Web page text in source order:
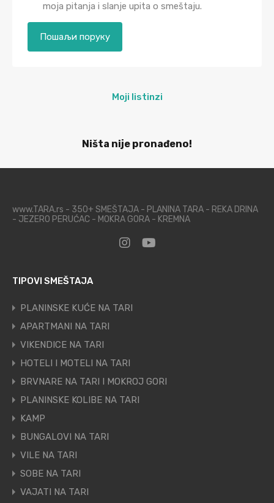
moja pitanja i slanje upita o smeštaju.
Moji listinzi
Ništa nije pronađeno!
www.TARA.rs - 350+ SMEŠTAJA - PLANINA TARA - REKA DRINA
- JEZERO PERUĆAC - MOKRA GORA - KREMNA
TIPOVI SMEŠTAJA
PLANINSKE KUĆE NA TARI
APARTMANI NA TARI
VIKENDICE NA TARI
HOTELI I MOTELI NA TARI
BRVNARE NA TARI I MOKROJ GORI
PLANINSKE KOLIBE NA TARI
KAMP
BUNGALOVI NA TARI
VILE NA TARI
SOBE NA TARI
VAJATI NA TARI